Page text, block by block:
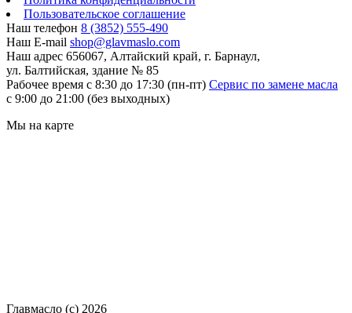
Пользовательское соглашение
Наш телефон 8 (3852) 555-490
Наш E-mail shop@glavmaslo.com
Наш адрес 656067, Алтайский край, г. Барнаул,
ул. Балтийская, здание № 85
Рабочее время с 8:30 до 17:30 (пн-пт) Сервис по замене масла
с 9:00 до 21:00 (без выходных)
Мы на карте
Главмасло (с) 2026